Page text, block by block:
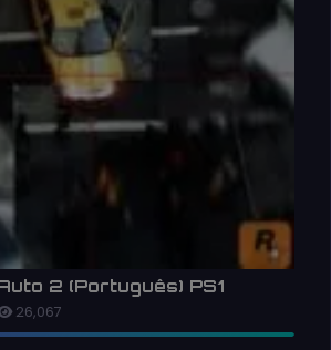
2 (Português) PS1
26,067